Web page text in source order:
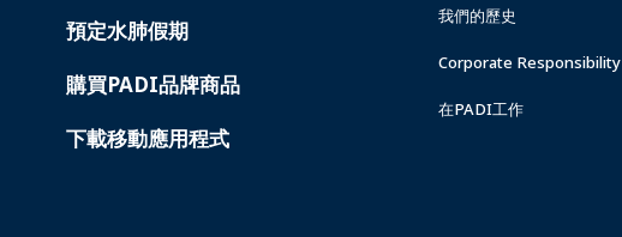
預定水肺假期
購買PADI品牌商品
下載移動應用程式
我們的歷史
Corporate Responsibility
在PADI工作